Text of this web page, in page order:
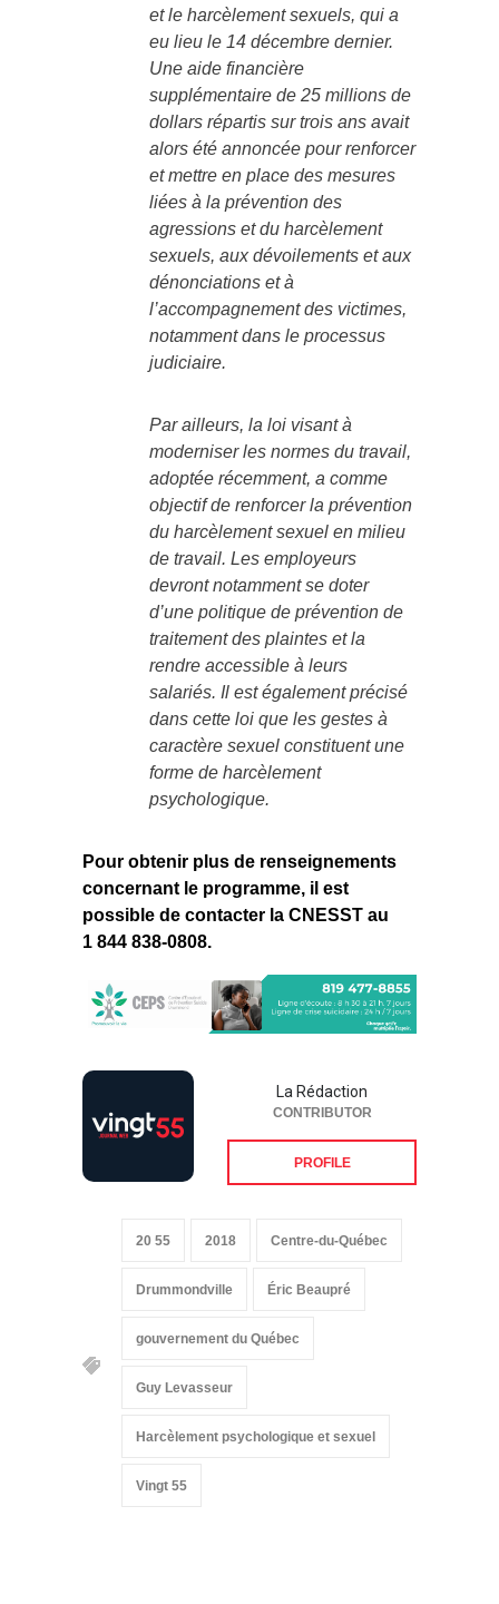
et le harcèlement sexuels, qui a
eu lieu le 14 décembre dernier.
Une aide financière
supplémentaire de 25 millions de
dollars répartis sur trois ans avait
alors été annoncée pour renforcer
et mettre en place des mesures
liées à la prévention des
agressions et du harcèlement
sexuels, aux dévoilements et aux
dénonciations et à
l’accompagnement des victimes,
notamment dans le processus
judiciaire.
Par ailleurs, la loi visant à
moderniser les normes du travail,
adoptée récemment, a comme
objectif de renforcer la prévention
du harcèlement sexuel en milieu
de travail. Les employeurs
devront notamment se doter
d’une politique de prévention de
traitement des plaintes et la
rendre accessible à leurs
salariés. Il est également précisé
dans cette loi que les gestes à
caractère sexuel constituent une
forme de harcèlement
psychologique.
Pour obtenir plus de renseignements
concernant le programme, il est
possible de contacter la CNESST au
1 844 838-0808.
La Rédaction
CONTRIBUTOR
PROFILE
20 55 2018 Centre-du-Québec
Drummondville Éric Beaupré
gouvernement du Québec
Guy Levasseur
Harcèlement psychologique et sexuel
Vingt 55